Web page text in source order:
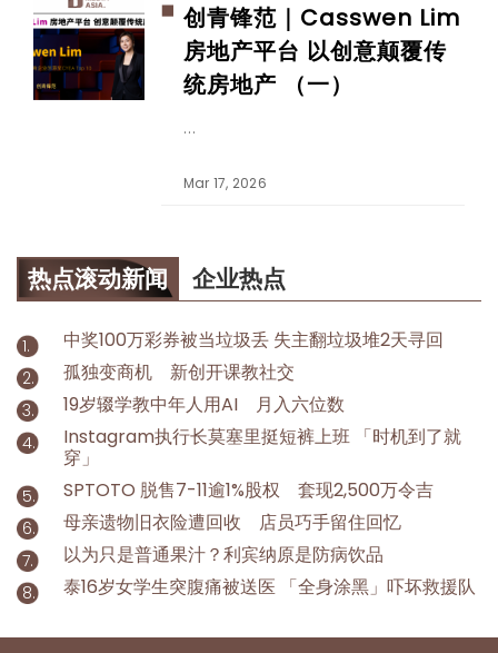
创青锋范｜Casswen Lim
房地产平台 以创意颠覆传
统房地产 （一）
Mar 17, 2026
热点滚动新闻 企业热点
中奖100万彩券被当垃圾丢 失主翻垃圾堆2天寻回
孤独变商机 新创开课教社交
19岁辍学教中年人用AI 月入六位数
Instagram执行长莫塞里挺短裤上班 「时机到了就
穿」
SPTOTO 脱售7-11逾1%股权 套现2,500万令吉
母亲遗物旧衣险遭回收 店员巧手留住回忆
以为只是普通果汁？利宾纳原是防病饮品
泰16岁女学生突腹痛被送医 「全身涂黑」吓坏救援队